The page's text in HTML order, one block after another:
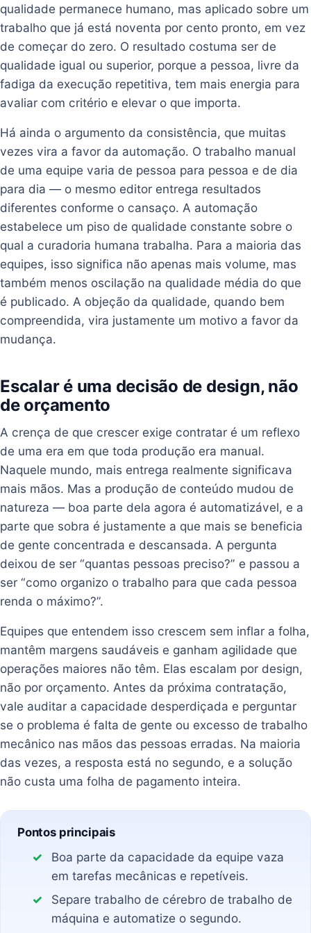
qualidade permanece humano, mas aplicado sobre um
trabalho que já está noventa por cento pronto, em vez
de começar do zero. O resultado costuma ser de
qualidade igual ou superior, porque a pessoa, livre da
fadiga da execução repetitiva, tem mais energia para
avaliar com critério e elevar o que importa.
Há ainda o argumento da consistência, que muitas
vezes vira a favor da automação. O trabalho manual
de uma equipe varia de pessoa para pessoa e de dia
para dia — o mesmo editor entrega resultados
diferentes conforme o cansaço. A automação
estabelece um piso de qualidade constante sobre o
qual a curadoria humana trabalha. Para a maioria das
equipes, isso significa não apenas mais volume, mas
também menos oscilação na qualidade média do que
é publicado. A objeção da qualidade, quando bem
compreendida, vira justamente um motivo a favor da
mudança.
Escalar é uma decisão de design, não
de orçamento
A crença de que crescer exige contratar é um reflexo
de uma era em que toda produção era manual.
Naquele mundo, mais entrega realmente significava
mais mãos. Mas a produção de conteúdo mudou de
natureza — boa parte dela agora é automatizável, e a
parte que sobra é justamente a que mais se beneficia
de gente concentrada e descansada. A pergunta
deixou de ser “quantas pessoas preciso?” e passou a
ser “como organizo o trabalho para que cada pessoa
renda o máximo?”.
Equipes que entendem isso crescem sem inflar a folha,
mantêm margens saudáveis e ganham agilidade que
operações maiores não têm. Elas escalam por design,
não por orçamento. Antes da próxima contratação,
vale auditar a capacidade desperdiçada e perguntar
se o problema é falta de gente ou excesso de trabalho
mecânico nas mãos das pessoas erradas. Na maioria
das vezes, a resposta está no segundo, e a solução
não custa uma folha de pagamento inteira.
Pontos principais
Boa parte da capacidade da equipe vaza
em tarefas mecânicas e repetíveis.
Separe trabalho de cérebro de trabalho de
máquina e automatize o segundo.